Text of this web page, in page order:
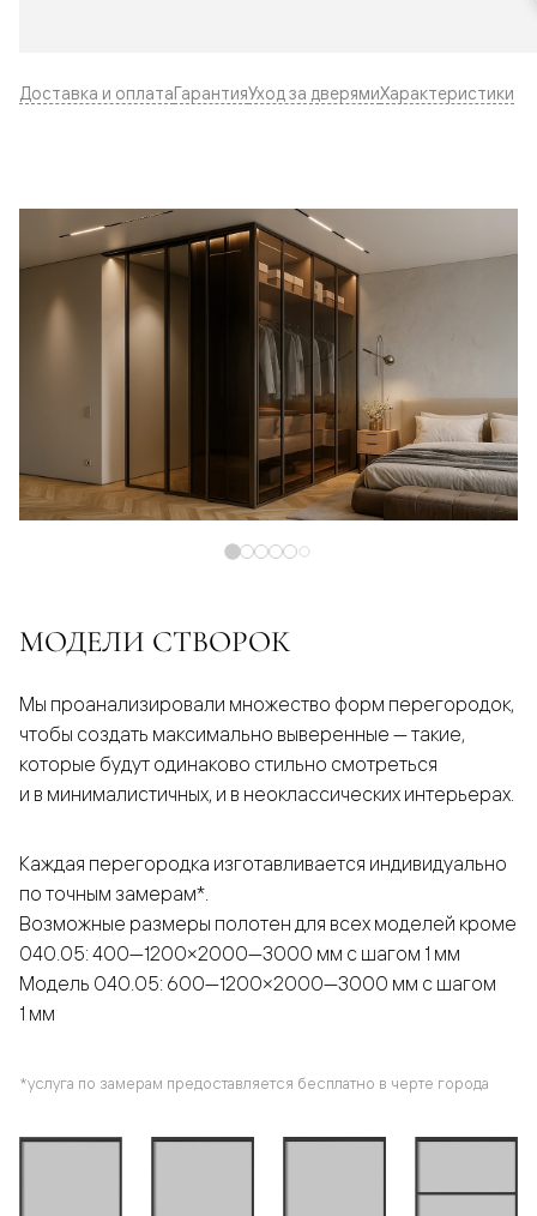
Доставка и оплатаГарантияУход за дверямиХарактеристики
МОДЕЛИ СТВОРОК
Мы проанализировали множество форм перегородок,
чтобы создать максимально выверенные — такие,
которые будут одинаково стильно смотреться
и в минималистичных, и в неоклассических интерьерах.
Каждая перегородка изготавливается индивидуально
по точным замерам*.
Возможные размеры полотен для всех моделей кроме
040.05: 400—1200×2000—3000 мм с шагом 1 мм
Модель 040.05: 600—1200×2000—3000 мм с шагом
1 мм
*услуга по замерам предоставляется бесплатно в черте города